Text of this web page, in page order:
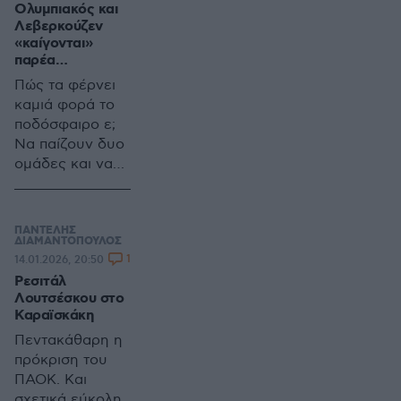
καρπούς.
ακατόρθωτο. Η
Λεβερκούζεν
δεν έπαιξε
άσχημα,
απέναντι σε μια
σούπερ πίεση
που της
άσκησαν οι
Πειραιώτες,
αλλά άντε να
σου έτσι όπως
πήγε ο αγώνας.
Ολυμπιακός και
Λεβερκούζεν
«καίγονται»
παρέα…
Πώς τα φέρνει
καμιά φορά το
ποδόσφαιρο ε;
Να παίζουν δυο
ομάδες και να
ΠΑΝΤΕΛΗΣ
ΔΙΑΜΑΝΤΟΠΟΥΛΟΣ
Ρεσιτάλ
Λουτσέσκου στο
Καραϊσκάκη
Πεντακάθαρη η
πρόκριση του
ΠΑΟΚ. Και
14.01.2026, 20:50 1